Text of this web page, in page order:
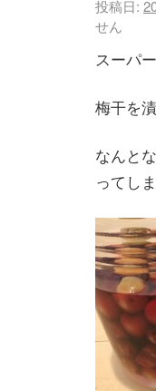
投稿日:
せん
スーパ
梅干を
なんと
ってし